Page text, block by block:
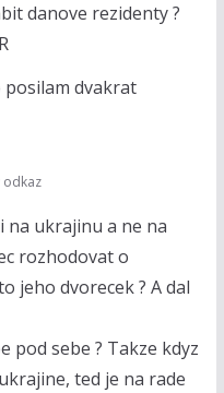
danove rezidenty ?
dvakrat
odkaz
na ukrajinu a ne na
rozhodovat o
jeho dvorecek ? A dal
pod sebe ? Takze kdyz
ted je na rade